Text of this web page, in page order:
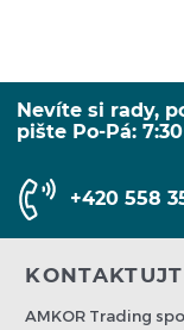
Nevíte si rady,
pište Po-Pá: 7:30
+420 558
AMKOR Trading